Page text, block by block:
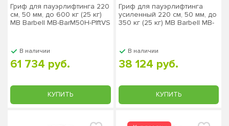
Гриф для пауэрлифтинга 220
см, 50 мм, до 600 кг (25 кг)
MB Barbell МВ-BarM50H-PlftVS
В наличии
61 734 руб.
КУПИТЬ
Гриф для пауэрлифтинга
усиленный 220 см, 50 мм, до
350 кг (25 кг) MB Barbell MB-
В наличии
38 124 руб.
КУПИТЬ